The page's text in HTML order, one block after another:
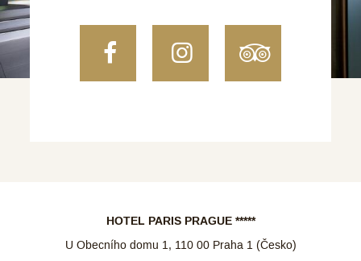
FacebookInstagram
HOTEL PARIS PRAGUE *****
U Obecního domu 1, 110 00 Praha 1(Česko)